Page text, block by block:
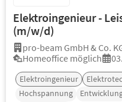
Elektroingenieur -
(m/w/d)
pro-beam GmbH & Co.
Homeoffice möglich
Elektroingenieur
Hochspannung